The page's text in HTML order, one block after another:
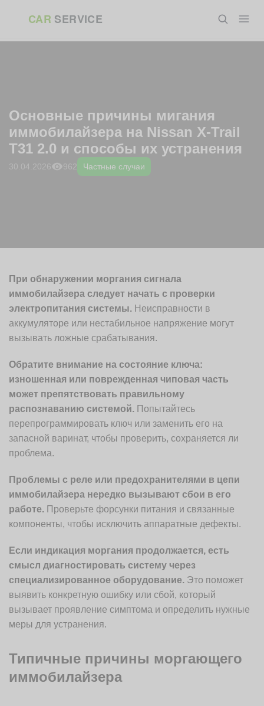
CAR SERVICE
ПРИЧИНЫ МИГАНИЯ ИММОБИЛАЙЗЕРА НА NISSAN X-TRAIL T31 2.0
Основные причины мигания
иммобилайзера на Nissan X-Trail
T31 2.0 и способы их устранения
30.04.2026 962 Частные случаи
При обнаружении моргания сигнала
иммобилайзера следует начать с проверки
электропитания системы. Неисправности в
аккумуляторе или нестабильное напряжение могут
вызывать ложные срабатывания.
Обратите внимание на состояние ключа:
изношенная или поврежденная чиповая часть
может препятствовать правильному
распознаванию системой. Попытайтесь
перепрограммировать ключ или заменить его на
запасной варинат, чтобы проверить, сохраняется ли
проблема.
Проблемы с реле или предохранителями в цепи
иммобилайзера нередко вызывают сбои в его
работе. Проверьте форсунки питания и связанные
компоненты, чтобы исключить аппаратные дефекты.
Если индикация моргания продолжается, есть
смысл диагностировать систему через
специализированное оборудование. Это поможет
выявить конкретную ошибку или сбой, который
вызывает проявление симптома и определить нужные
меры для устранения.
Типичные причины моргающего
иммобилайзера